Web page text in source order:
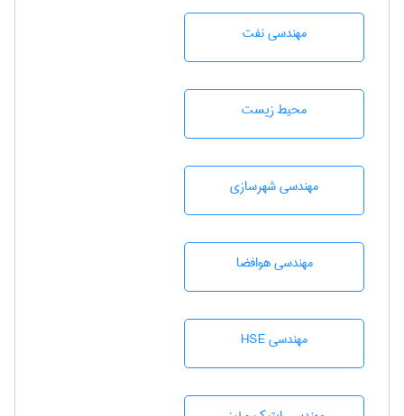
مهندسی نفت
محيط زيست
مهندسی شهرسازی
مهندسی هوافضا
مهندسی HSE